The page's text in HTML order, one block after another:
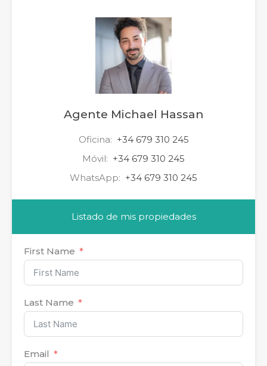
Agente Michael Hassan
Oficina: +34 679 310 245
Móvil: +34 679 310 245
WhatsApp: +34 679 310 245
Listado de mis propiedades
First Name
Last Name
Email